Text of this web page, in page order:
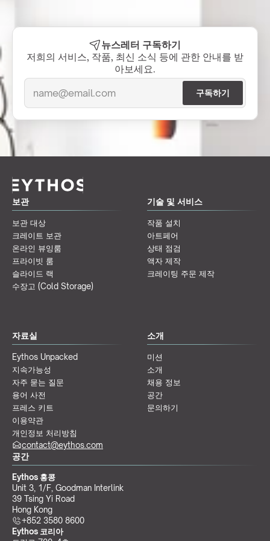
뉴스레터 구독하기
저희의 서비스, 작품, 최신 소식 등에 관한 안내를 받
아보세요.
보관
보관 대상
크레이트 보관
온라인 뷰잉룸
프라이빗 룸
슬라이드 랙
수장고 (Cold Storage)
기술 및 서비스
작품 설치
아트페어
상태 점검
액자 제작
크레이팅 주문 제작
자료실
Eythos Unpacked
지속가능성
자주 묻는 질문
용어 사전
프레스 키트
이용약관
개인정보 처리방침
소개
미션
소개
채용 정보
공간
문의하기
공간
Eythos 홍콩
Unit 3, 1/F, Goodman Interlink
39 Tsing Yi Road
Hong Kong
+852 3580 8600
Eythos 코리아
contact@eythos.com